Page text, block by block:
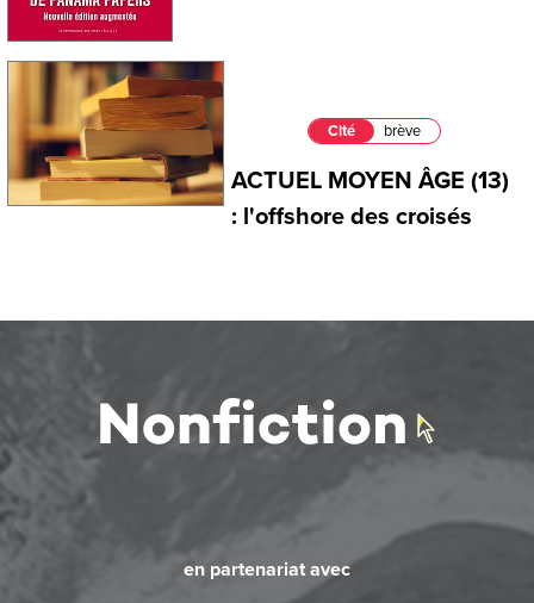
Cité brève
ACTUEL MOYEN ÂGE (13)
: l'offshore des croisés
en partenariat avec